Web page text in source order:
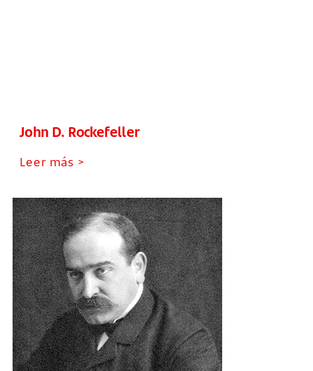
John D. Rockefeller
Leer más >